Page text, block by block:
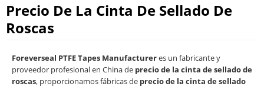
Precio De La Cinta De Sellado De
Roscas
Foreverseal PTFE Tapes Manufactureres un fabricante y
proveedor profesional en China de precio de la cinta de sellado de
roscas, proporcionamos fábricas de precio de la cinta de sellado